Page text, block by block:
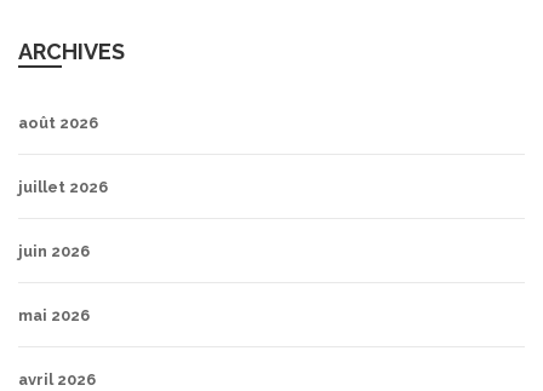
ARCHIVES
août 2026
juillet 2026
juin 2026
mai 2026
avril 2026